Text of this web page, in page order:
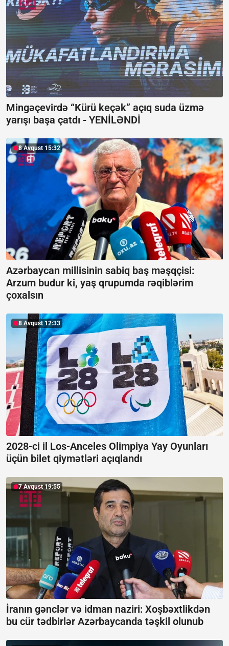
Mingəçevirdə “Kürü keçək” açıq suda üzmə
yarışı başa çatdı - YENİLƏNDİ
8 Avqust 15:32
Azərbaycan millisinin sabiq baş məşqçisi:
Arzum budur ki, yaş qrupumda rəqiblərim
çoxalsın
8 Avqust 12:33
2028-ci il Los-Anceles Olimpiya Yay Oyunları
üçün bilet qiymətləri açıqlandı
7 Avqust 19:55
İranın gənclər və idman naziri: Xoşbəxtlikdən
bu cür tədbirlər Azərbaycanda təşkil olunub